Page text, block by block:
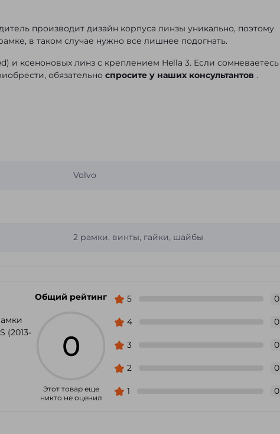
производит дизайн корпуса линзы уникально, поэтому
в таком случае нужно все лишнее подогнать.
и ксеноновых линз с креплением Hella 3. Если сомневаетесь
обязательно спросите у наших консультантов .
Volvo
2 рамки, винты, гайки, шайбы
(2013-
Общий рейтинг
0
Этот товар еще
никто не оценил
5 0
4 0
3 0
2 0
1 0